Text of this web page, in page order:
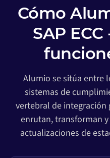
Cómo
SAP
Alumio se sitúa entre
sistemas de
vertebral de integración
enrutan, transforman
actualizaciones de